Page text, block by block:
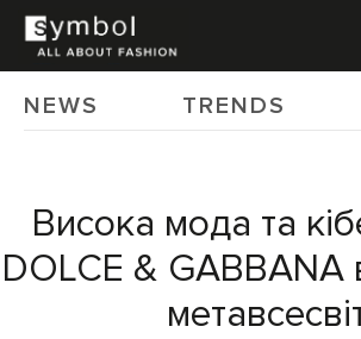
NEWS TRENDS
Висока мода та
DOLCE &